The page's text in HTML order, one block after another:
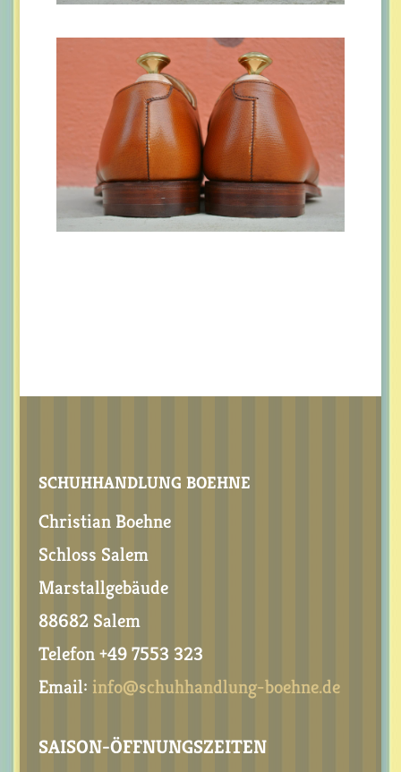
SCHUHHANDLUNG BOEHNE
Christian Boehne
Schloss Salem
Marstallgebäude
88682 Salem
Telefon +49 7553 323
Email: info@schuhhandlung-boehne.de
SAISON-ÖFFNUNGSZEITEN